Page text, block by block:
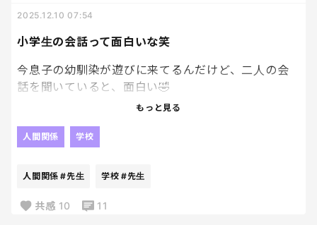
小学生の会話って面白いな笑
2025.12.10 07:54
今息子の幼馴染が遊びに来てるんだけど、二人の会
話を聞いていると、面白い🤣
3組のあいつ、めっちゃ嫌だよね。
ど。
あーあいつね！わかる！
もっと見る
人間関係 学校
人間関係 #先生 学校 #先生
共感 10 11